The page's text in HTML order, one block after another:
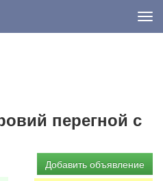
перегной с
Добавить объявление